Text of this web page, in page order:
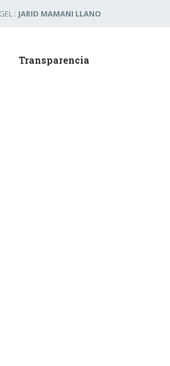
: JARID MAMANI LLANO
Transparencia